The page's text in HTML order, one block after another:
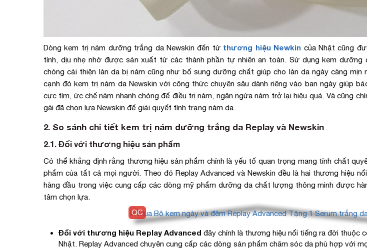
Dòng kem trị nám dưỡng trắng da Newskin đến từ thương hiệu Newkin của Nhật cũng
tính, dịu nhẹ nhờ được sản xuất từ các thành phần tự nhiên an toàn. Sử dụng kem dưỡng
chóng cải thiện làn da bị nám cũng như bổ sung dưỡng chất giúp cho làn da ngày càng
cạnh đó kem trị nám da Newskin với công thức chuyên sâu dành riêng vào ban ngày giúp
cực tím, ức chế nám nhanh chóng để điều trị nám, ngăn ngừa nám trở lại hiệu quả. Và cũng
gái đã chọn lựa Newskin để giải quyết tình trạng nám da.
2. So sánh chi tiết kem trị nám dưỡng trắng da Replay và Newskin
2.1. Đối với thương hiệu sản phẩm
Có thể khẳng định rằng thương hiệu sản phẩm chính là yếu tố quan trọng mang tính chất
phẩm của tất cả mọi người. Theo đó Replay Advanced và Newskin đều là hai thương hiệu
hàng đầu trong việc cung cấp các dòng mỹ phẩm dưỡng da chất lượng thông minh được
tâm chọn lựa.
Đối với thương hiệu Replay Advanced đây chính là thương hiệu nổi tiếng ra đời thuộc
Nhật. Replay Advanced chuyên cung cấp các dòng sản phẩm chăm sóc da phù hợp với